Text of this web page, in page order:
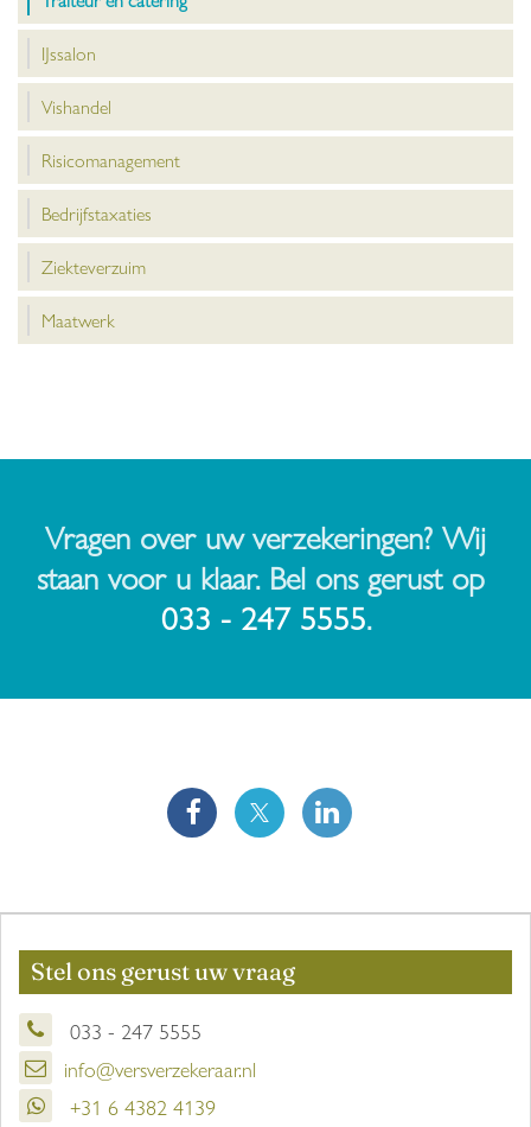
IJssalon
Vishandel
Risicomanagement
Bedrijfstaxaties
Ziekteverzuim
Maatwerk
Vragen over uw verzekeringen? Wij
staan voor u klaar. Bel ons gerust op
033 - 247 5555.
Stel ons gerust uw vraag
033 - 247 5555
info@versverzekeraar.nl
+31 6 4382 4139